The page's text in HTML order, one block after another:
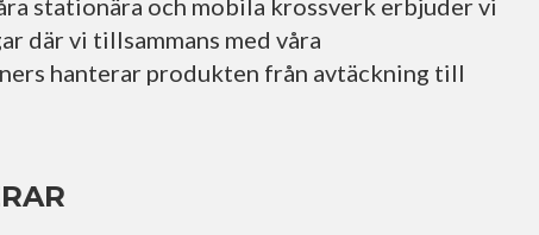
stationära och mobila krossverk erbjuder vi
där vi tillsammans med våra
hanterar produkten från avtäckning till